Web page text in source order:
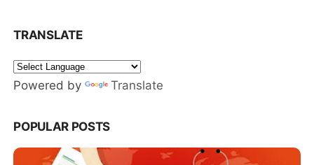
TRANSLATE
Powered by Translate
POPULAR POSTS